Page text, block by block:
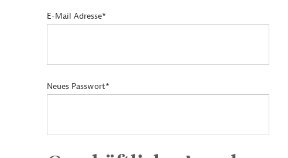
E-Mail Adresse*
Neues Passwort*